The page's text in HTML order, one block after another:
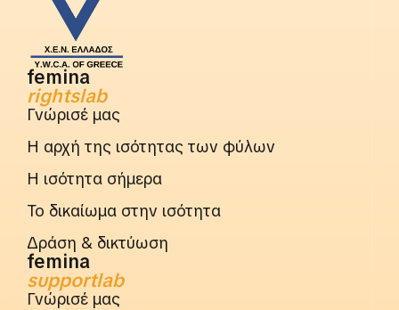
femina
rightslab
Γνώρισέ μας
Η αρχή της ισότητας των φύλων
Η ισότητα σήμερα
Το δικαίωμα στην ισότητα
Δράση & δικτύωση
femina
supportlab
Γνώρισέ μας